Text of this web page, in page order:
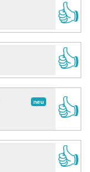
👍
👍
neu
👍
👍